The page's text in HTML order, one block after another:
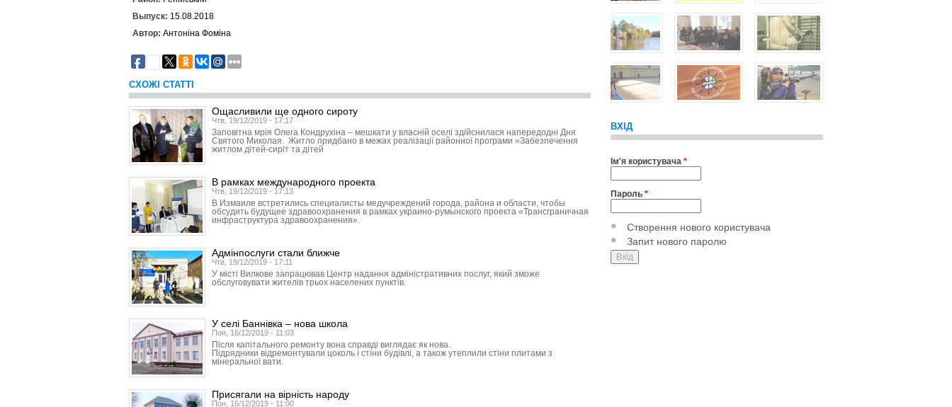
Выпуск: 15.08.2018
Автор: Антоніна Фоміна
СХОЖІ СТАТТІ
Ощасливили ще одного сироту
Чтв, 19/12/2019 - 17:17
Заповітна мрія Олега Кондрухіна – мешкати у власній оселі здійснилася напередодні Дня
Святого Миколая. Житло придбано в межах реалізації районної програми «Забезпечення
житлом дітей-сиріт та дітей
В рамках международного проекта
Чтв, 19/12/2019 - 17:13
В Измаиле встретились специалисты медучреждений города, района и области, чтобы
обсудить будущее здравоохранения в рамках украино-румынского проекта «Трансграничная
инфраструктура здравоохранения».
Адмінпослуги стали ближче
Чтв, 19/12/2019 - 17:11
У місті Вилкове запрацював Центр надання адміністративних послуг, який зможе
обслуговувати жителів трьох населених пунктів.
У селі Баннівка – нова школа
Пон, 16/12/2019 - 11:03
Після капітального ремонту вона справді виглядає як нова.
Підрядники відремонтували цоколь і стіни будівлі, а також утеплили стіни плитами з
мінеральної вати.
Присягали на вірність народу
Пон, 16/12/2019 - 11:00
ВХІД
Ім'я користувача *
Пароль *
Створення нового користувача
Запит нового паролю